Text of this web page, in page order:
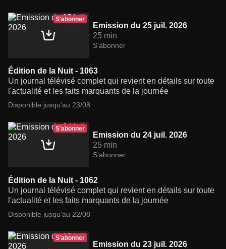
S'abonner
Emission du 25 juil. 2026
25 min
S'abonner
Édition de la Nuit - 1063
Un journal télévisé complet qui revient en détails sur toute
l'actualité et les faits marquants de la journée
Disponible jusqu'au 23/08
S'abonner
Emission du 24 juil. 2026
25 min
S'abonner
Édition de la Nuit - 1062
Un journal télévisé complet qui revient en détails sur toute
l'actualité et les faits marquants de la journée
Disponible jusqu'au 22/08
S'abonner
Emission du 23 juil. 2026